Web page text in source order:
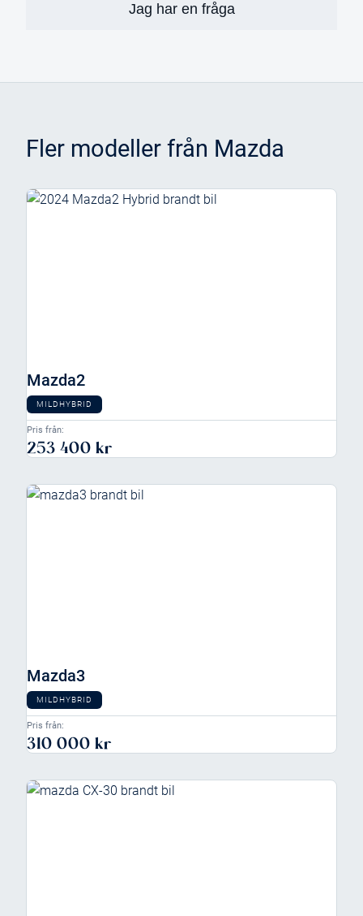
Jag har en fråga
Fler modeller från Mazda
Mazda2
MILDHYBRID
Pris från:
253 400 kr
Mazda3
MILDHYBRID
Pris från:
310 000 kr